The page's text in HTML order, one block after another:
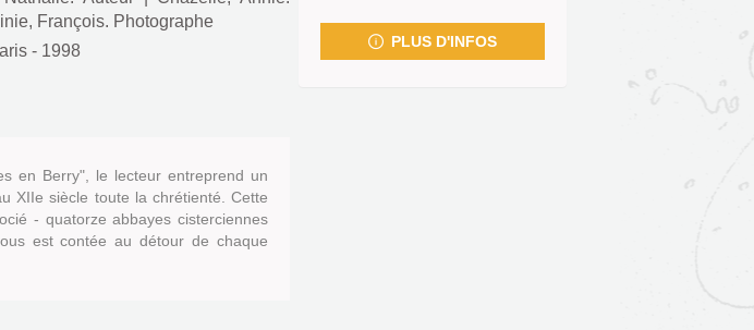
François. Photographe
- 1998
en Berry", le lecteur entreprend un
XIIe siècle toute la chrétienté. Cette
- quatorze abbayes cisterciennes
est contée au détour de chaque
PLUS D'INFOS